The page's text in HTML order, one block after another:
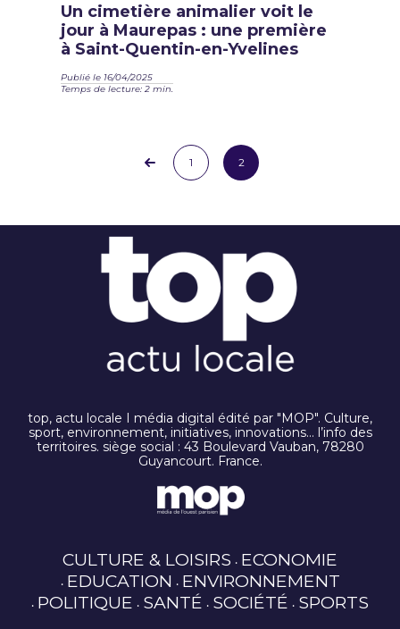
Un cimetière animalier voit le
jour à Maurepas : une première
à Saint-Quentin-en-Yvelines
Publié le 16/04/2025
Temps de lecture: 2 min.
1 2
top, actu locale I média digital édité par "MOP". Culture,
sport, environnement, initiatives, innovations… l’info des
territoires. siège social : 43 Boulevard Vauban, 78280
Guyancourt. France.
CULTURE & LOISIRS ECONOMIE
EDUCATION ENVIRONNEMENT
POLITIQUE SANTÉ SOCIÉTÉ SPORTS